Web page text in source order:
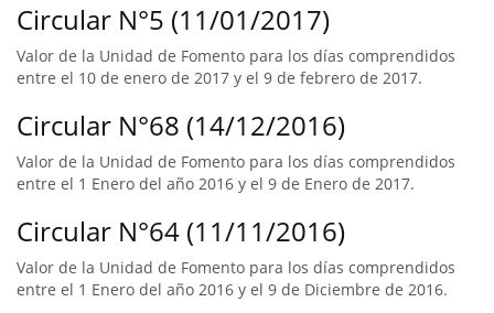
Circular N°5 (11/01/2017)
Valor de la Unidad de Fomento para los días comprendidos
entre el 10 de enero de 2017 y el 9 de febrero de 2017.
Circular N°68 (14/12/2016)
Valor de la Unidad de Fomento para los días comprendidos
entre el 1 Enero del año 2016 y el 9 de Enero de 2017.
Circular N°64 (11/11/2016)
Valor de la Unidad de Fomento para los días comprendidos
entre el 1 Enero del año 2016 y el 9 de Diciembre de 2016.